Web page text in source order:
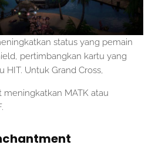
status yang pemain
pertimbangkan kartu yang
HIT. Untuk Grand Cross,
meningkatkan MATK atau